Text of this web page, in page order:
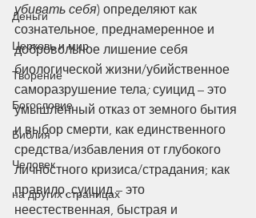
Деньги
Церковь и мир
Творение
Богословие
Библия
Человек
на других страницах
убивать себя) определяют как
сознательное, преднамеренное и
добровольное лишение себя
биологической жизни/убийственное
саморазрушение тела; суицид – это
умышленный отказ от земного бытия
и выбор смерти, как единственного
средства/избавления от глубокого
личностного кризиса/страдания; как
правило, суицид – это
неестественная, быстрая и